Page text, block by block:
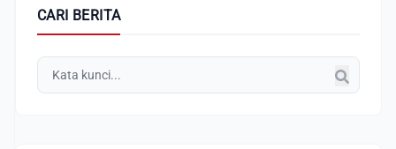
CARI BERITA